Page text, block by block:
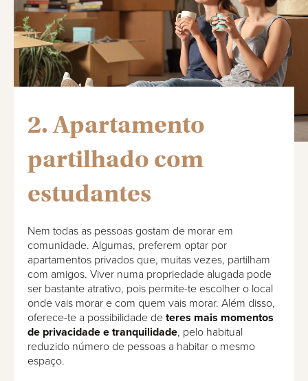
2. Apartamento
partilhado com
estudantes
Nem todas as pessoas gostam de morar em
comunidade. Algumas, preferem optar por
apartamentos privados que, muitas vezes, partilham
com amigos. Viver numa propriedade alugada pode
ser bastante atrativo, pois permite-te escolher o local
onde vais morar e com quem vais morar. Além disso,
oferece-te a possibilidade de teres mais momentos
de privacidade e tranquilidade, pelo habitual
reduzido número de pessoas a habitar o mesmo
espaço.